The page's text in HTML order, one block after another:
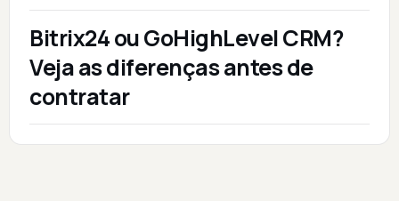
Bitrix24 ou GoHighLevel CRM?
Veja as diferenças antes de
contratar